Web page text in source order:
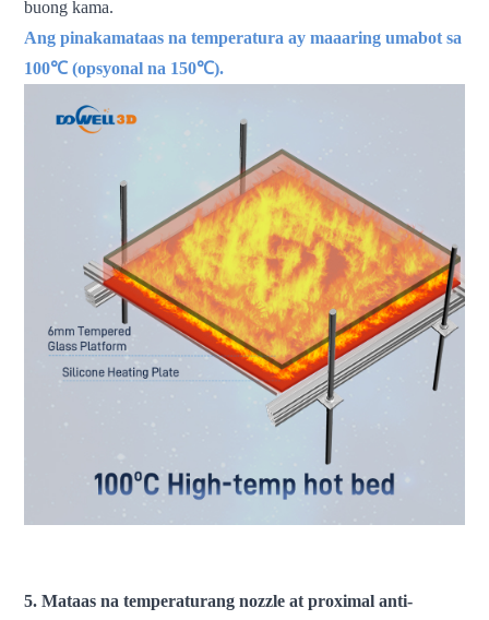
buong kama.
Ang pinakamataas na temperatura ay maaaring umabot sa
100℃ (opsyonal na 150℃).
5. Mataas na temperaturang nozzle at proximal anti-